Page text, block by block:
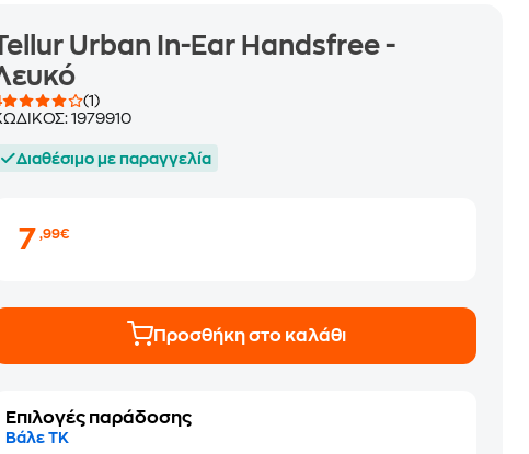
Urban In-Ear Handsfree -
(1)
1979910
Διαθέσιμο με παραγγελία
7,99€
Προσθήκη στο καλάθι
Επιλογές παράδοσης
Βάλε ΤΚ